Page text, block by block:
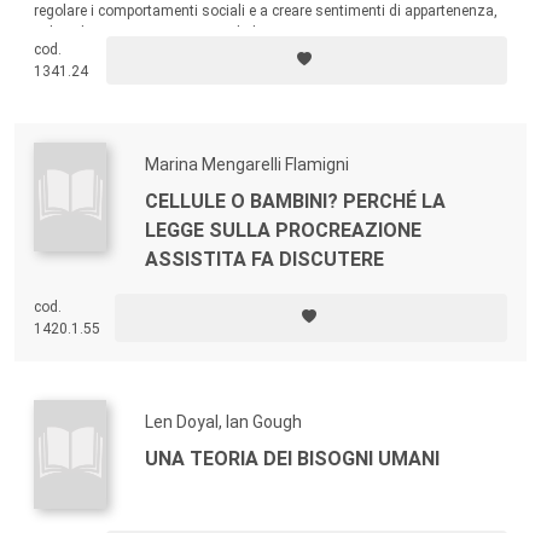
regolare i comportamenti sociali e a creare sentimenti di appartenenza,
cod.
1341.24
Marina Mengarelli Flamigni
CELLULE O BAMBINI? PERCHÉ LA
LEGGE SULLA PROCREAZIONE
ASSISTITA FA DISCUTERE
cod.
1420.1.55
Len Doyal, Ian Gough
UNA TEORIA DEI BISOGNI UMANI